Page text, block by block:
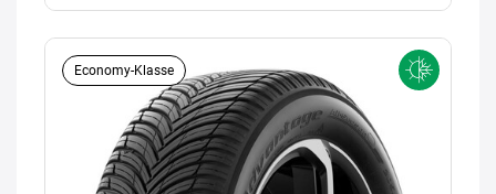
Economy-Klasse